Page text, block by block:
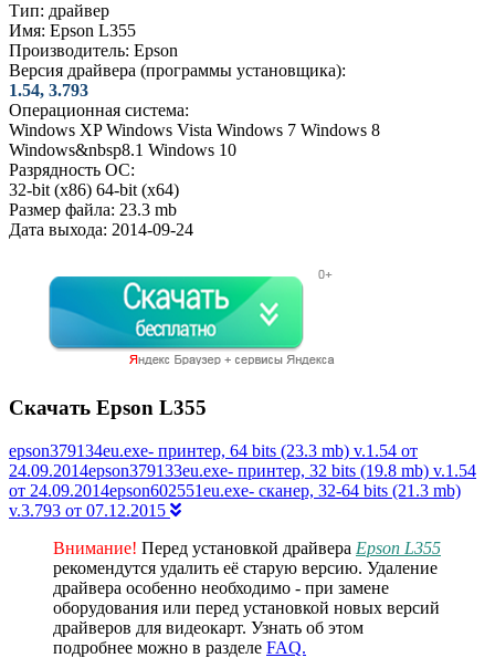
Тип: драйвер
Имя: Epson L355
Производитель: Epson
Версия драйвера (программы установщика):
1.54, 3.793
Операционная система:
Windows XP Windows Vista Windows 7 Windows 8
Windows&nbsp8.1 Windows 10
Разрядность ОС:
32-bit (x86) 64-bit (x64)
Размер файла: 23.3 mb
Дата выхода: 2014-09-24
Скачать Epson L355
epson379134eu.exe- принтер, 64 bits (23.3 mb) v.1.54 от
24.09.2014epson379133eu.exe- принтер, 32 bits (19.8 mb) v.1.54
от 24.09.2014epson602551eu.exe- сканер, 32-64 bits (21.3 mb)
v.3.793 от 07.12.2015
Внимание! Перед установкой драйвера Epson L355
рекомендутся удалить её старую версию. Удаление
драйвера особенно необходимо - при замене
оборудования или перед установкой новых версий
драйверов для видеокарт. Узнать об этом
подробнее можно в разделе FAQ.